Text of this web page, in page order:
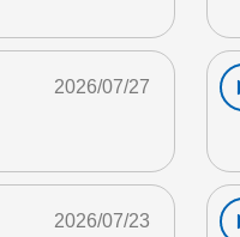
2026/07/27
2026/07/23